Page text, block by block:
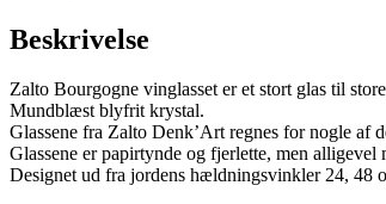
Beskrivelse
Zalto Bourgogne vinglasset er et stort glas til
Mundblæst blyfrit krystal.
Glassene fra Zalto Denk’Art regnes for nogle af
Glassene er papirtynde og fjerlette, men
Designet ud fra jordens hældningsvinkler 24, 48